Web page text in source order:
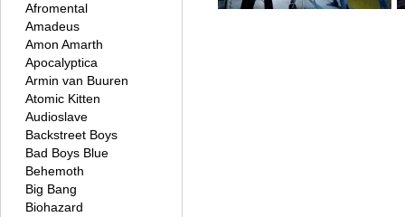
Afromental
Amadeus
Amon Amarth
Apocalyptica
Armin van Buuren
Atomic Kitten
Audioslave
Backstreet Boys
Bad Boys Blue
Behemoth
Big Bang
Biohazard